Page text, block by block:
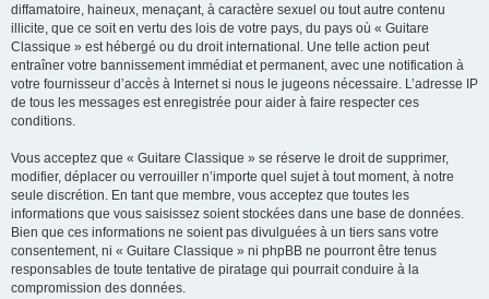
diffamatoire, haineux, menaçant, à caractère sexuel ou tout autre contenu
illicite, que ce soit en vertu des lois de votre pays, du pays où « Guitare
Classique » est hébergé ou du droit international. Une telle action peut
entraîner votre bannissement immédiat et permanent, avec une notification à
votre fournisseur d’accès à Internet si nous le jugeons nécessaire. L’adresse IP
de tous les messages est enregistrée pour aider à faire respecter ces
conditions.
Vous acceptez que « Guitare Classique » se réserve le droit de supprimer,
modifier, déplacer ou verrouiller n’importe quel sujet à tout moment, à notre
seule discrétion. En tant que membre, vous acceptez que toutes les
informations que vous saisissez soient stockées dans une base de données.
Bien que ces informations ne soient pas divulguées à un tiers sans votre
consentement, ni « Guitare Classique » ni phpBB ne pourront être tenus
responsables de toute tentative de piratage qui pourrait conduire à la
compromission des données.